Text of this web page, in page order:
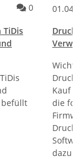
Kommentare
0
TiDis
befüllt
Kauf
die
dazu